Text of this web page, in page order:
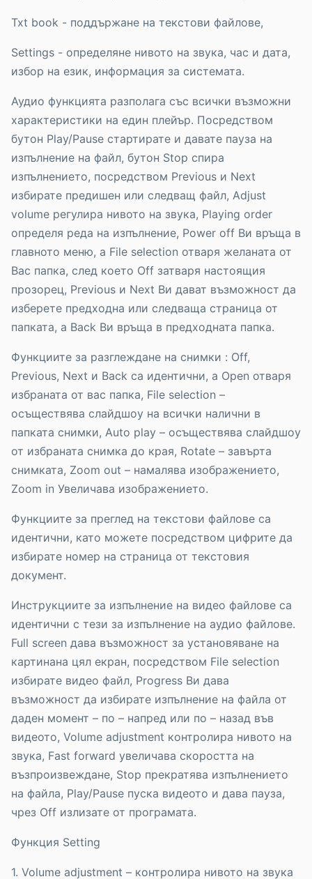
Txt book - поддържане на текстови файлове,
Settings - определяне нивото на звука, час и дата,
избор на език, информация за системата.
Аудио функцията разполага със всички възможни
характеристики на един плейър. Посредством
бутон Play/Pause стартирате и давате пауза на
изпълнение на файл, бутон Stop спира
изпълнението, посредством Previous и Next
избирате предишен или следващ файл, Adjust
volume регулира нивото на звука, Playing order
определя реда на изпълнение, Power off Ви връща в
главното меню, а File selection отваря желаната от
Вас папка, след което Off затваря настоящия
прозорец, Previous и Next Ви дават възможност да
изберете предходна или следваща страница от
папката, а Back Ви връща в предходната папка.
Функциите за разглеждане на снимки : Off,
Previous, Next и Back са идентични, а Open отваря
избраната от вас папка, File selection –
осъществява слайдшоу на всички налични в
папката снимки, Auto play – осъществява слайдшоу
от избраната снимка до края, Rotate – завърта
снимката, Zoom out – намалява изображението,
Zoom in Увеличава изображението.
Функциите за преглед на текстови файлове са
идентични, като можете посредством цифрите да
избирате номер на страница от текстовия
документ.
Инструкциите за изпълнение на видео файлове са
идентични с тези за изпълнение на аудио файлове.
Full screen дава възможност за установяване на
картинана цял екран, посредством File selection
избирате видео файл, Progress Ви дава
възможност да избирате изпълнение на файла от
даден момент – по – напред или по – назад във
видеото, Volume adjustment контролира нивото на
звука, Fast forward увеличава скоростта на
възпроизвеждане, Stop прекратява изпълнението
на файла, Play/Pause пуска видеото и дава пауза,
чрез Off излизате от програмата.
Функция Setting
1. Volume adjustment – контролира нивото на звука